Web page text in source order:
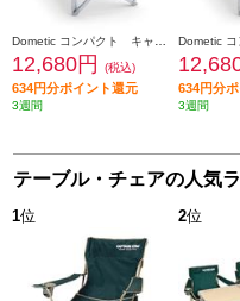
12,680円 (税込)
634円分ポイント還元
3週間
634円分
3週間
テーブル・チェアの人気
1位 2位